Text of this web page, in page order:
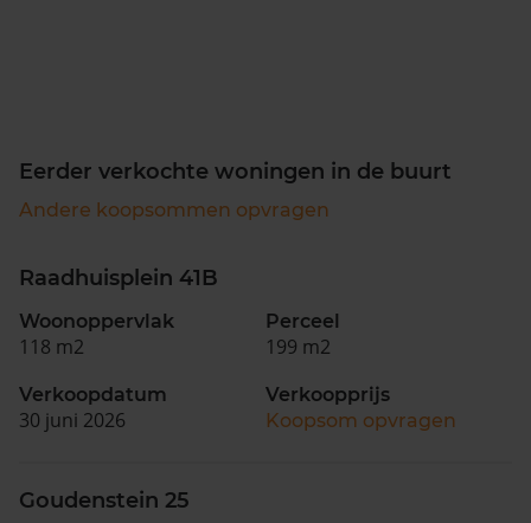
Eerder verkochte woningen in de buurt
Andere koopsommen opvragen
Raadhuisplein 41B
Woonoppervlak
118 m2
Perceel
199 m2
Verkoopdatum
30 juni 2026
Verkoopprijs
Koopsom opvragen
Goudenstein 25